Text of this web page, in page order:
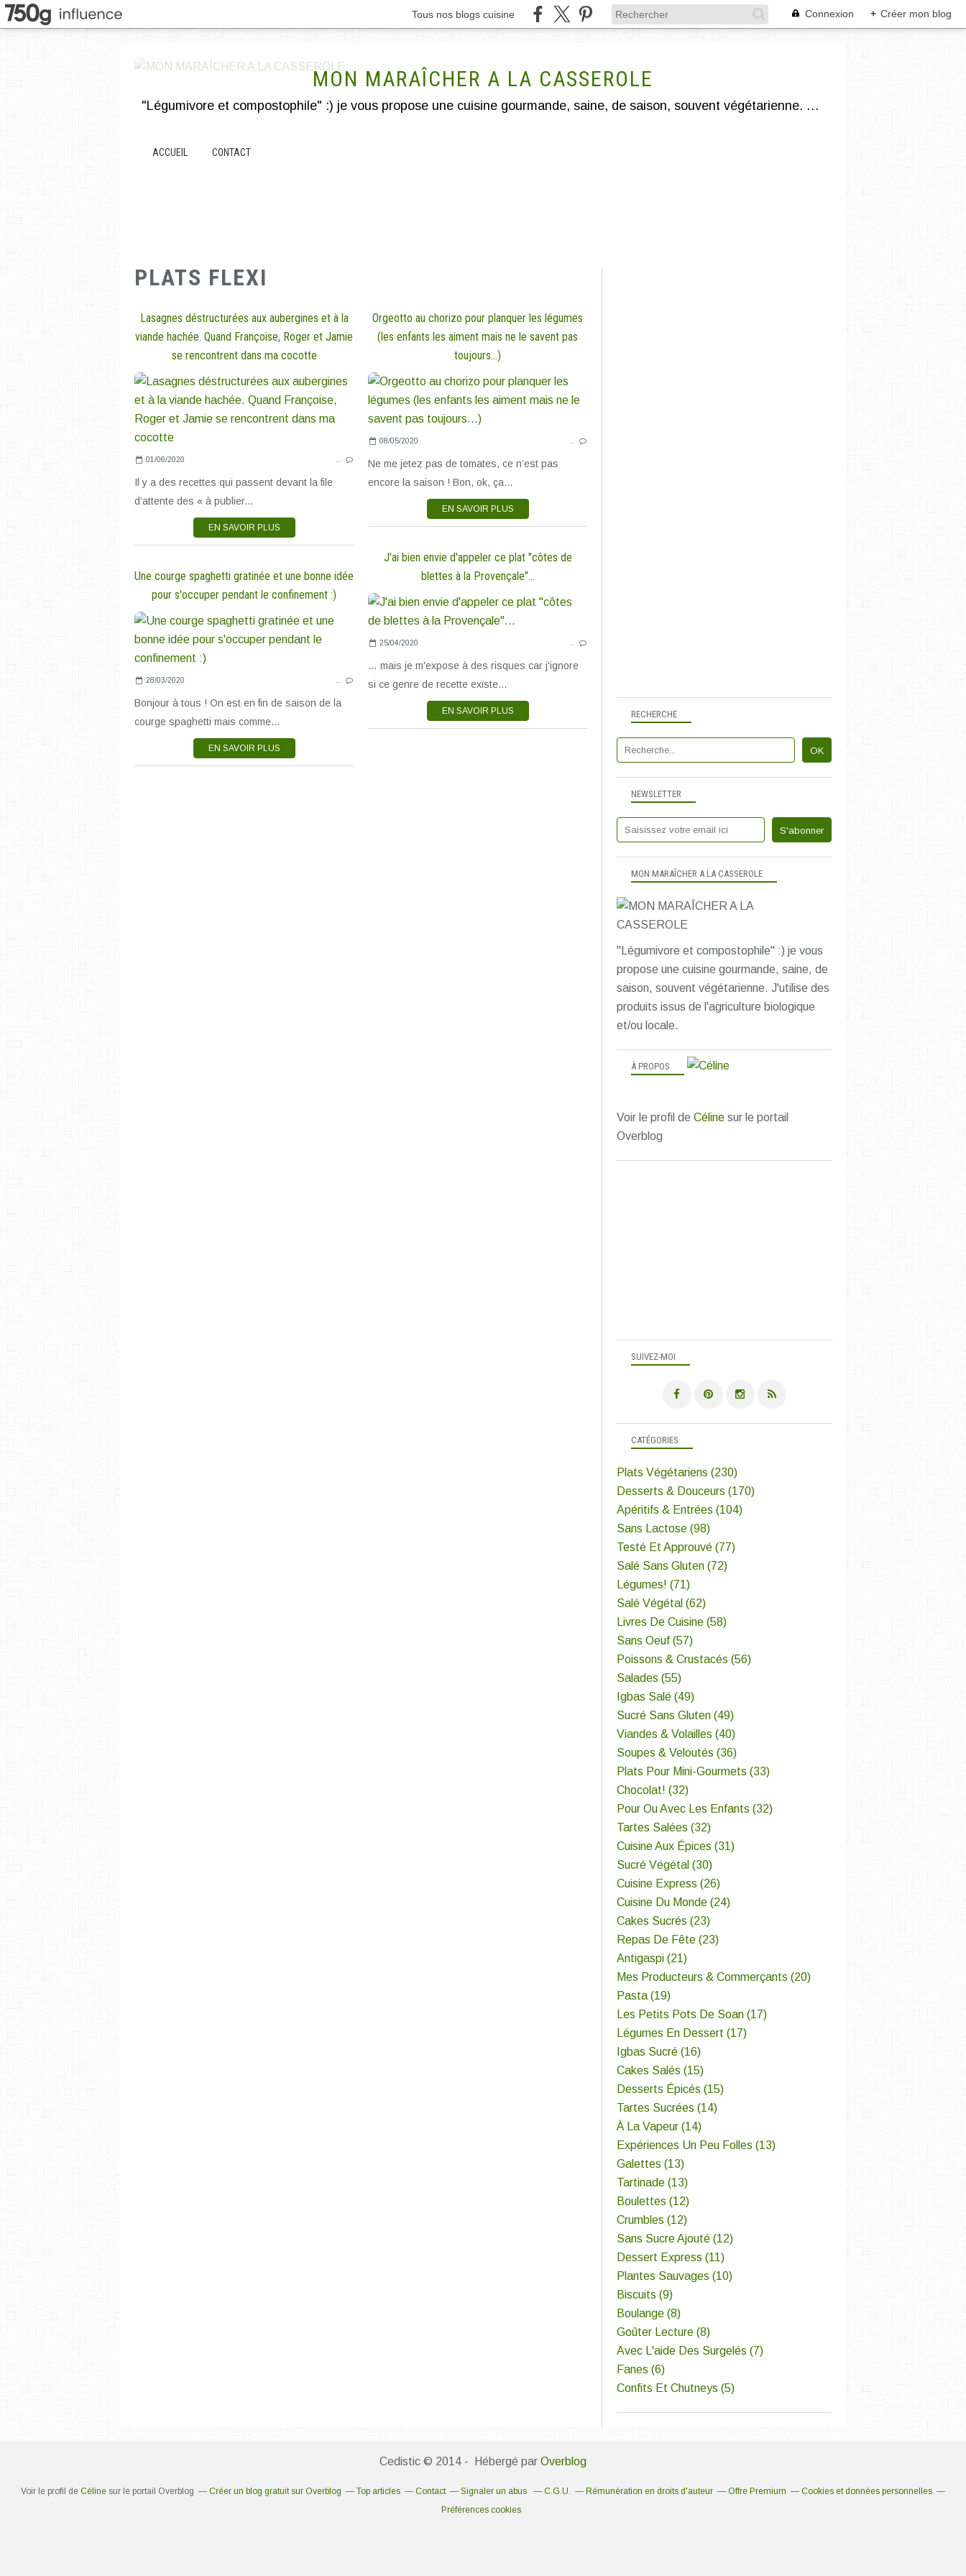
Tous nos blogs cuisine Connexion + Créer mon blog
MON MARAÎCHER A LA CASSEROLE
"Légumivore et compostophile" :) je vous propose une cuisine gourmande, saine, de saison, souvent végétarienne. J'utilise des produits issus de l'agriculture biologique et/ou locale.
ACCUEIL CONTACT
PLATS FLEXI
Lasagnes déstructurées aux aubergines et à la
viande hachée. Quand Françoise, Roger et Jamie
se rencontrent dans ma cocotte
LÉGUMES!
MES PRODUCTEURS & COMMERÇANTS
VIANDES & VOLAILLES
PLATS FLEXI
01/06/2020 …
Il y a des recettes qui passent devant la file
d’attente des « à publier...
EN SAVOIR PLUS
Orgeotto au chorizo pour planquer les légumes
(les enfants les aiment mais ne le savent pas
toujours...)
08/05/2020 …
Ne me jetez pas de tomates, ce n’est pas
encore la saison ! Bon, ok, ça...
EN SAVOIR PLUS
J'ai bien envie d'appeler ce plat "côtes de
blettes à la Provençale"...
25/04/2020 …
… mais je m'expose à des risques car j'ignore
si ce genre de recette existe...
EN SAVOIR PLUS
Une courge spaghetti gratinée et une bonne idée
pour s'occuper pendant le confinement :)
IGBAS SALÉ
PLATS POUR MINI-GOURMETS
SALÉ SANS GLUTEN
PLATS FLEXI
28/03/2020 …
Bonjour à tous ! On est en fin de saison de la
courge spaghetti mais comme...
EN SAVOIR PLUS
NEWSLETTER
SUIVEZ-MOI
RECHERCHE
MON MARAÎCHER A LA CASSEROLE
"Légumivore et compostophile" :) je vous
propose une cuisine gourmande, saine, de
saison, souvent végétarienne. J'utilise des
produits issus de l'agriculture biologique
et/ou locale.
À PROPOS
Voir le profil de Céline sur le portail
Overblog
CATÉGORIES
Plats Végétariens (230)
Desserts & Douceurs (170)
Apéritifs & Entrées (104)
Sans Lactose (98)
Testé Et Approuvé (77)
Salé Sans Gluten (72)
Légumes! (71)
Salé Végétal (62)
Livres De Cuisine (58)
Sans Oeuf (57)
Poissons & Crustacés (56)
Salades (55)
Igbas Salé (49)
Sucré Sans Gluten (49)
Viandes & Volailles (40)
Soupes & Veloutés (36)
Plats Pour Mini-Gourmets (33)
Chocolat! (32)
Pour Ou Avec Les Enfants (32)
Tartes Salées (32)
Cuisine Aux Épices (31)
Sucré Végétal (30)
Cuisine Express (26)
Cuisine Du Monde (24)
Cakes Sucrés (23)
Repas De Fête (23)
Antigaspi (21)
Mes Producteurs & Commerçants (20)
Pasta (19)
Les Petits Pots De Soan (17)
Légumes En Dessert (17)
Igbas Sucré (16)
Cakes Salés (15)
Desserts Épicés (15)
Tartes Sucrées (14)
À La Vapeur (14)
Expériences Un Peu Folles (13)
Galettes (13)
Tartinade (13)
Boulettes (12)
Crumbles (12)
Sans Sucre Ajouté (12)
Dessert Express (11)
Plantes Sauvages (10)
Biscuits (9)
Boulange (8)
Goûter Lecture (8)
Avec L'aide Des Surgelés (7)
Fanes (6)
Confits Et Chutneys (5)
Cedistic © 2014 - Hébergé par Overblog
Voir le profil de Céline sur le portail Overblog Créer un blog gratuit sur Overblog Top articles Contact Signaler un abus C.G.U. Rémunération en droits d'auteur Offre Premium
Cookies et données personnelles
Préférences cookies